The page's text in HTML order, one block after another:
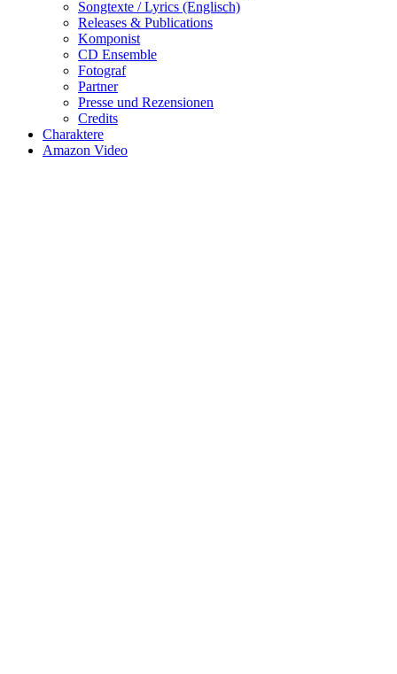
Songtexte / Lyrics (Englisch)
Releases & Publications
Komponist
CD Ensemble
Fotograf
Partner
Presse und Rezensionen
Credits
Charaktere
Amazon Video